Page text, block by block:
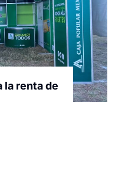
la renta de